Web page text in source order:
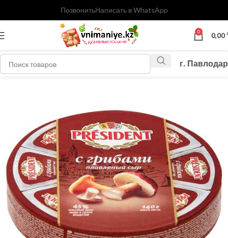
ПозвонитьНаписать в WhatsApp
0 0,00
г. Павлодар